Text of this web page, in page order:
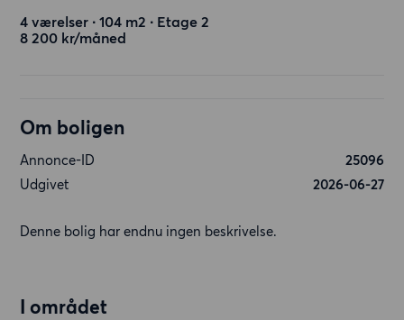
4 værelser ∙ 104 m2 ∙ Etage 2
8 200 kr/måned
Om boligen
Annonce-ID
25096
Udgivet
2026-06-27
Denne bolig har endnu ingen beskrivelse.
I området